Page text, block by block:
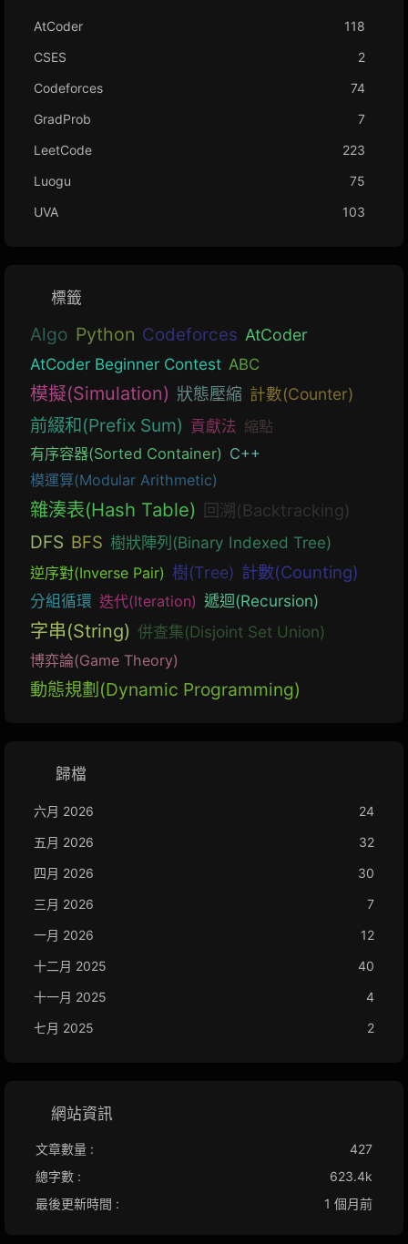
AtCoder
118
CSES
2
Codeforces
74
GradProb
7
LeetCode
223
Luogu
75
UVA
103
標籤
Algo Python Codeforces AtCoder
AtCoder Beginner Contest ABC
模擬(Simulation) 狀態壓縮 計數(Counter)
前綴和(Prefix Sum) 貢獻法 縮點
有序容器(Sorted Container) C++
模運算(Modular Arithmetic)
雜湊表(Hash Table) 回溯(Backtracking)
DFS BFS 樹狀陣列(Binary Indexed Tree)
逆序對(Inverse Pair) 樹(Tree) 計數(Counting)
分組循環 迭代(Iteration) 遞迴(Recursion)
字串(String) 併查集(Disjoint Set Union)
博弈論(Game Theory)
動態規劃(Dynamic Programming)
歸檔
六月 2026
24
五月 2026
32
四月 2026
30
三月 2026
7
一月 2026
12
十二月 2025
40
十一月 2025
4
七月 2025
2
網站資訊
文章數量 :
427
總字數 :
623.4k
最後更新時間 :
1 個月前